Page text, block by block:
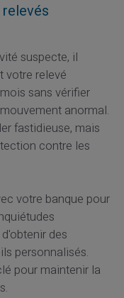
suspecte, il
votre relevé
sans vérifier
anormal.
fastidieuse, mais
contre les
votre banque pour
des
personnalisés.
pour maintenir la